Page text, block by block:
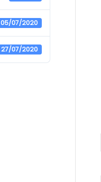
05/07/2020
27/07/2020